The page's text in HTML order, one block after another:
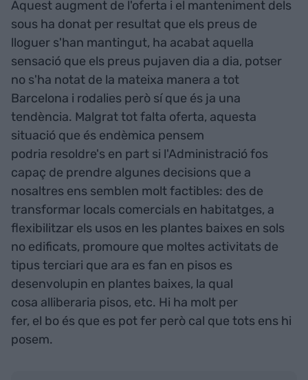
Aquest augment de l'oferta i el manteniment dels
sous ha donat per resultat que els preus de
lloguer s'han mantingut, ha acabat aquella
sensació que els preus pujaven dia a dia, potser
no s'ha notat de la mateixa manera a tot
Barcelona i rodalies però sí que és ja una
tendència. Malgrat tot falta oferta, aquesta
situació que és endèmica pensem
podria resoldre's en part si l'Administració fos
capaç de prendre algunes decisions que a
nosaltres ens semblen molt factibles: des de
transformar locals comercials en habitatges, a
flexibilitzar els usos en les plantes baixes en sols
no edificats, promoure que moltes activitats de
tipus terciari que ara es fan en pisos es
desenvolupin en plantes baixes, la qual
cosa alliberaria pisos, etc. Hi ha molt per
fer, el bo és que es pot fer però cal que tots ens hi
posem.